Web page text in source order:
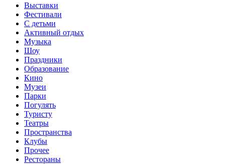
Выставки
Фестивали
С детьми
Активный отдых
Музыка
Шоу
Праздники
Образование
Кино
Музеи
Парки
Погулять
Туристу
Театры
Пространства
Клубы
Прочее
Рестораны